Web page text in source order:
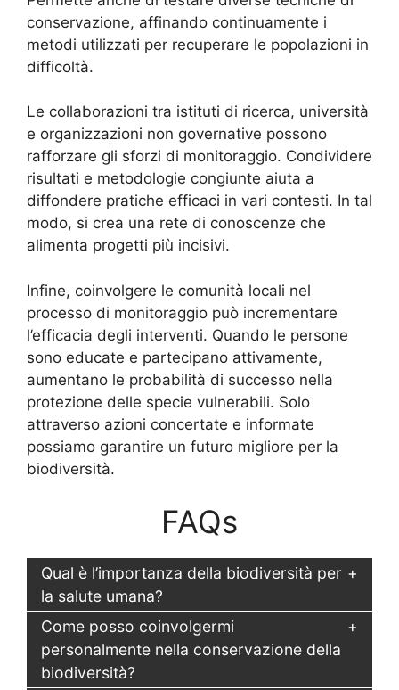
conservazione, affinando continuamente i
metodi utilizzati per recuperare le popolazioni in
difficoltà.
Le collaborazioni tra istituti di ricerca, università
e organizzazioni non governative possono
rafforzare gli sforzi di monitoraggio. Condividere
risultati e metodologie congiunte aiuta a
diffondere pratiche efficaci in vari contesti. In tal
modo, si crea una rete di conoscenze che
alimenta progetti più incisivi.
Infine, coinvolgere le comunità locali nel
processo di monitoraggio può incrementare
l’efficacia degli interventi. Quando le persone
sono educate e partecipano attivamente,
aumentano le probabilità di successo nella
protezione delle specie vulnerabili. Solo
attraverso azioni concertate e informate
possiamo garantire un futuro migliore per la
biodiversità.
FAQs
Qual è l’importanza della biodiversità per
la salute umana?
Come posso coinvolgermi
personalmente nella conservazione della
biodiversità?